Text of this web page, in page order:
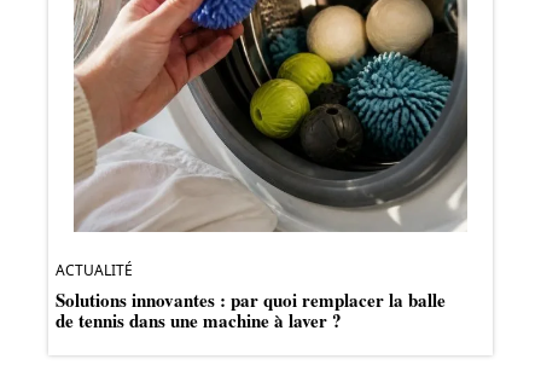
ACTUALITÉ
Solutions innovantes : par quoi remplacer la balle
de tennis dans une machine à laver ?